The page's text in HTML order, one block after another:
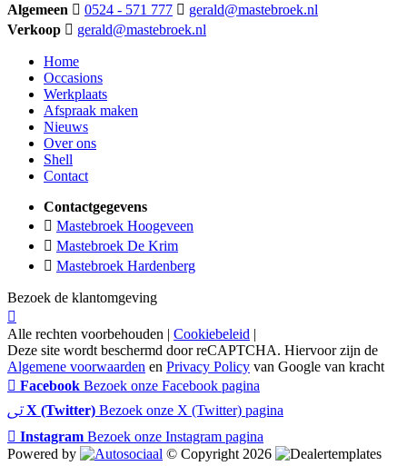
Algemeen 0524 - 571 777
gerald@mastebroek.nl
Verkoop
gerald@mastebroek.nl
Home
Occasions
Werkplaats
Afspraak maken
Nieuws
Over ons
Shell
Contact
Contactgegevens
Mastebroek Hoogeveen
Mastebroek De Krim
Mastebroek Hardenberg
Bezoek de klantomgeving
Alle rechten voorbehouden | Cookiebeleid |
Deze site wordt beschermd door reCAPTCHA. Hiervoor zijn de
Algemene voorwaarden en Privacy Policy van Google van kracht
Facebook Bezoek onze Facebook pagina
X (Twitter) Bezoek onze X (Twitter) pagina
Instagram Bezoek onze Instagram pagina
Powered by
© Copyright 2026